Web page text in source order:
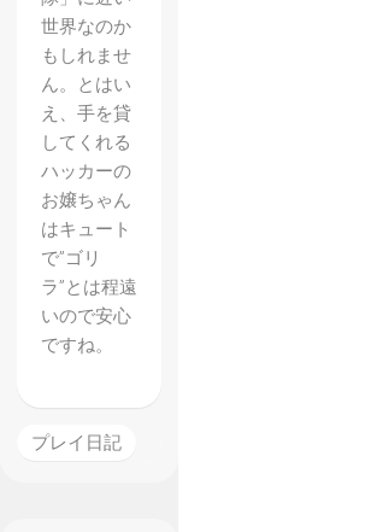
世界なのか
もしれませ
ん。とはい
え、手を貸
してくれる
ハッカーの
お嬢ちゃん
はキュート
で”ゴリ
ラ”とは程遠
いので安心
ですね。
プレイ日記
クショ
ン好き
のベル
トスク
ロール
アクシ
ョン好
きによ
るベル
トスク
ロール
アクシ